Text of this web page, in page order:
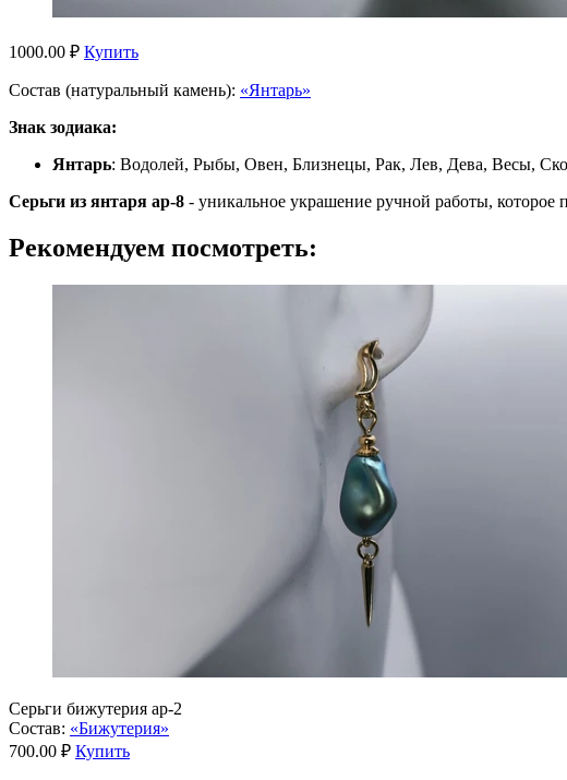
1000.00 ₽ Купить
Состав (натуральный камень): «Янтарь»
Знак зодиака:
Янтарь: Водолей, Рыбы, Овен, Близнецы, Рак, Лев, Дева, Весы,
Серьги из янтаря ар-8 - уникальное украшение ручной работы,
Рекомендуем посмотреть:
Серьги бижутерия ар-2
Состав: «Бижутерия»
700.00 ₽ Купить